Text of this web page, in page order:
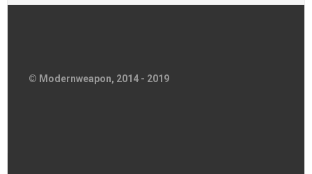
© Modernweapon, 2014 - 2019